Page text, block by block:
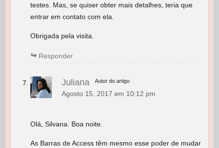
testes. Mas, se quiser obter mais detalhes, teria que
entrar em contato com ela.
Obrigada pela visita.
Responder
Juliana Autor do artigo
Agosto 15, 2017 em 10:12 pm
Olá, Silvana. Boa noite.
As Barras de Access têm mesmo esse poder de mudar